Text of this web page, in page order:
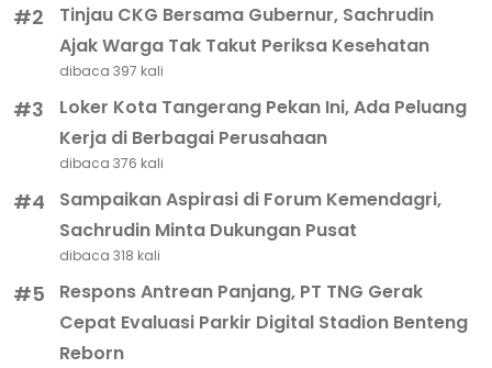
#2
Tinjau CKG Bersama Gubernur, Sachrudin
Ajak Warga Tak Takut Periksa Kesehatan
dibaca 397 kali
#3
Loker Kota Tangerang Pekan Ini, Ada Peluang
Kerja di Berbagai Perusahaan
dibaca 376 kali
#4
Sampaikan Aspirasi di Forum Kemendagri,
Sachrudin Minta Dukungan Pusat
dibaca 318 kali
#5
Respons Antrean Panjang, PT TNG Gerak
Cepat Evaluasi Parkir Digital Stadion Benteng
Reborn